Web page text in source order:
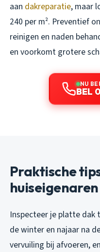
aan dakreparatie, maar
240 per m². Preventief
reinigen en naden
en voorkomt grotere
NU
BEL
Praktische
huiseigenaren
Inspecteer je platte dak
de winter en najaar na
vervuiling bij afvoeren,